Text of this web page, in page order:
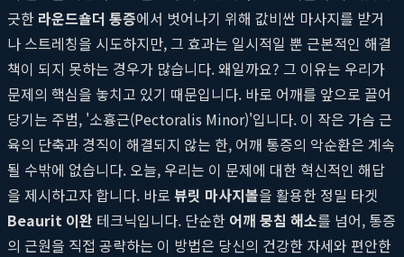
긋한 라운드숄더 통증에서 벗어나기 위해 값비싼 마사지를 받거
나 스트레칭을 시도하지만, 그 효과는 일시적일 뿐 근본적인 해결
책이 되지 못하는 경우가 많습니다. 왜일까요? 그 이유는 우리가
문제의 핵심을 놓치고 있기 때문입니다. 바로 어깨를 앞으로 끌어
당기는 주범, '소흉근(Pectoralis Minor)'입니다. 이 작은 가슴 근
육의 단축과 경직이 해결되지 않는 한, 어깨 통증의 악순환은 계속
될 수밖에 없습니다. 오늘, 우리는 이 문제에 대한 혁신적인 해답
을 제시하고자 합니다. 바로 뷰릿 마사지볼을 활용한 정밀 타겟
Beaurit 이완 테크닉입니다. 단순한 어깨 뭉침 해소를 넘어, 통증
의 근원을 직접 공략하는 이 방법은 당신의 건강한 자세와 편안한